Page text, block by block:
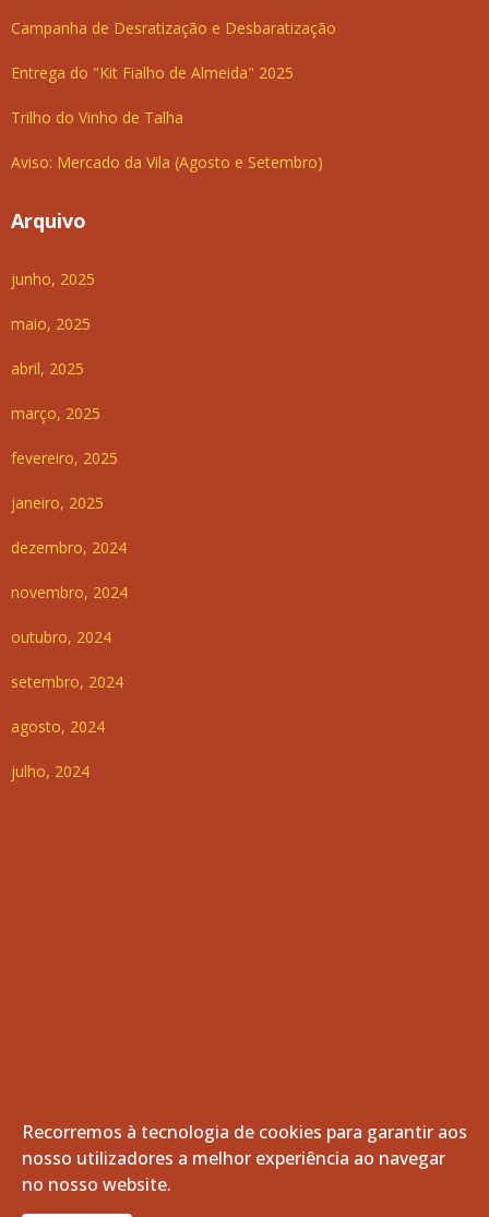
Campanha de Desratização e Desbaratização
Entrega do "Kit Fialho de Almeida" 2025
Trilho do Vinho de Talha
Aviso: Mercado da Vila (Agosto e Setembro)
Arquivo
junho, 2025
maio, 2025
abril, 2025
março, 2025
fevereiro, 2025
janeiro, 2025
dezembro, 2024
novembro, 2024
outubro, 2024
setembro, 2024
agosto, 2024
julho, 2024
© 2026 Freguesia de Vila de Frades. Todos os direitos
reservados.
Recorremos à tecnologia de cookies para garantir aos
nosso utilizadores a melhor experiência ao navegar
no nosso website.